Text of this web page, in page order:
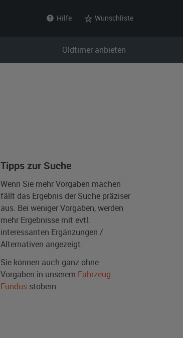
Hilfe Wunschliste
Oldtimer anbieten
Tipps zur Suche
Wenn Sie mehr Vorgaben machen
fällt das Ergebnis der Suche präziser
aus. Bei weniger Vorgaben, werden
mehr Ergebnisse mit evtl.
interessanten Ergänzungen /
Alternativen angezeigt.
Sie können auch ganz ohne
Vorgaben in unserem Fahrzeug-
Fundusstöbern.